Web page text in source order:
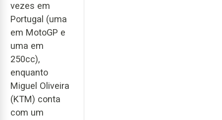
vezes em
Portugal (uma
em MotoGP e
uma em
250cc),
enquanto
Miguel Oliveira
(KTM) conta
com um